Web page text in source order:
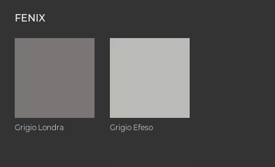
FENIX
Grigio Londra Grigio Efeso